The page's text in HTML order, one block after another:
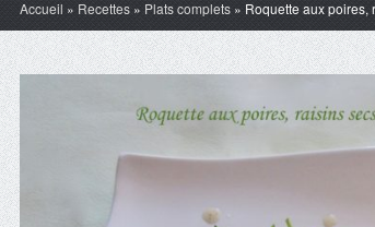
Accueil » Recettes » Plats complets » Roquette aux poires,